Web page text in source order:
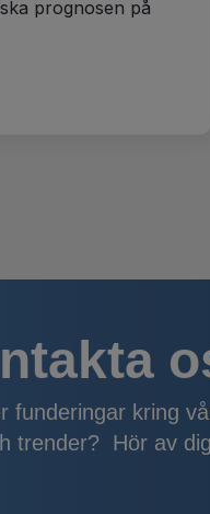
prognosen på
funderingar kring
trender? Hör av